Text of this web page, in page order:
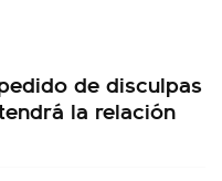
de disculpas
la relación